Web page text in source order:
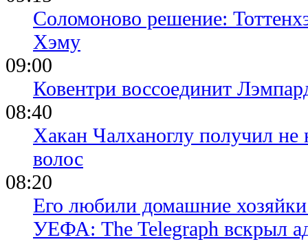
Соломоново решение:
Хэму
09:00
Ковентри воссоединит
08:40
Хакан Чалханоглу получил не
волос
08:20
Его любили домашние
УЕФА: The Telegraph вскрыл